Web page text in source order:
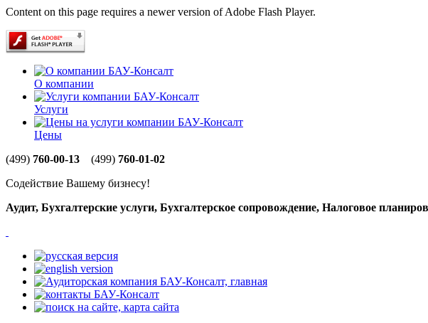
Content on this page requires a newer version of Adobe Flash Player.
О компании
Услуги
Цены
(499) 760-00-13 (499) 760-01-02
Содействие Вашему бизнесу!
Аудит, Бухгалтерские услуги, Бухгалтерское сопровождение, Налоговое